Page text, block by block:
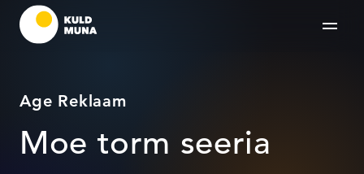
Age Reklaam
Moe torm seeria